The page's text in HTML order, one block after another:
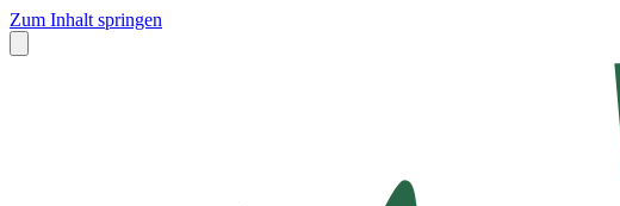
Zum Inhalt springen